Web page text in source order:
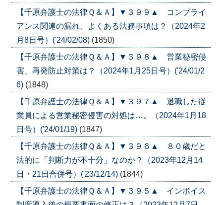
【千原弁護士の法律Ｑ＆Ａ】▼３９９▲ コンプライ
アンス関連の漏れ、よくある法務事項は？（2024年2
月8日号）('24/02/08) (1850)
【千原弁護士の法律Ｑ＆Ａ】▼３９８▲ 営業秘密侵
害、再発防止対策は？（2024年1月25日号）('24/01/2
6) (1848)
【千原弁護士の法律Ｑ＆Ａ】▼３９７▲ 退職した従
業員による営業秘密侵害の対処は…。（2024年1月18
日号）('24/01/19) (1847)
【千原弁護士の法律Ｑ＆Ａ】▼３９６▲ ８０歳だと
法的に「判断力が不十分」なのか？（2023年12月14
日・21日合併号）('23/12/14) (1844)
【千原弁護士の法律Ｑ＆Ａ】▼３９５▲ インボイス